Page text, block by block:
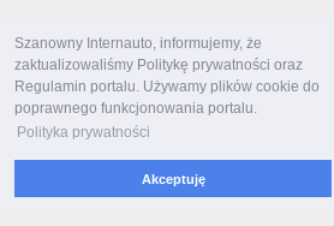
Szanowny Internauto, informujemy, że
zaktualizowaliśmy Politykę prywatności oraz
Regulamin portalu. Używamy plików cookie do
poprawnego funkcjonowania portalu.
Polityka prywatności
Akceptuję